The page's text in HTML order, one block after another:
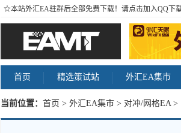
☆本站外汇EA驻群后全部免费下载！请点击加入QQ下载
首页 精选策试站 外汇EA集市
当前位置： 首页 > 外汇EA集市 > 对冲/网格EA>
易EA 内容